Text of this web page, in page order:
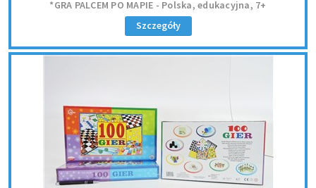
*GRA PALCEM PO MAPIE - Polska, edukacyjna, 7+
Szczegóły